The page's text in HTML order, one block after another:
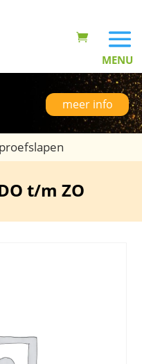
meer info
t/m ZO